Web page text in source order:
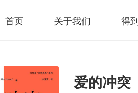
首页 关于我们 得
爱的冲突